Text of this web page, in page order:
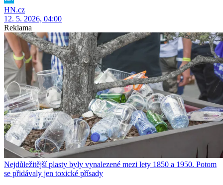
HN.cz
12. 5. 2026, 04:00
Reklama
Nejdůležitější plasty byly vynalezené mezi lety 1850 a 1950. Potom
se přidávaly jen toxické přísady